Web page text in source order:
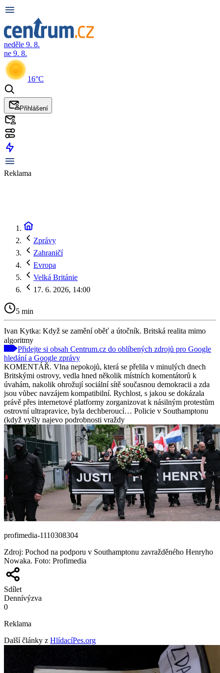
neděle 9. 8.
ne 9. 8.
16°C
Přihlášení
Reklama
Zprávy
Zahraničí
Evropa
Velká Británie
17. 6. 2026, 14:00
5 min
Ivan Kytka: Když se zamění oběť a útočník. Britská realita mimo
algoritmy
Přidejte si obsah Centrum.cz do oblíbených zdrojů pro Google
hledání a Google zprávy
KOMENTÁŘ. Vlna nepokojů, která se přelila v minulých dnech
Britskými ostrovy, vedla hned několik místních komentátorů k
úvahám, nakolik ohrožují sociální sítě současnou demokracii a zda
jsou vůbec navzájem kompatibilní. Rychlost, s jakou se dokázala
právě přes internetové platformy zorganizovat k násilným protestům
ostrovní ultrapravice, byla dechberoucí… Policie v Southamptonu
(když vyšly najevo podrobnosti vraždy
profimedia-1110308304
Zdroj: Pochod na podporu v Southamptonu zavražděného Henryho
Nowaka. Foto: Profimedia
Sdílet
Dennívýzva
0
Reklama
Další články z HlídacíPes.org